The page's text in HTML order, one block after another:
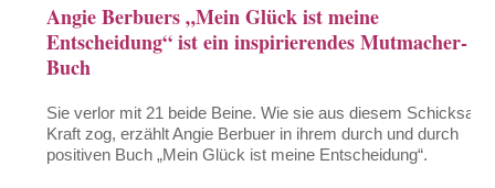
Angie Berbuers „Mein Glück ist meine
Entscheidung“ ist ein inspirierendes Mutmacher-
Buch
Sie verlor mit 21 beide Beine. Wie sie aus diesem Schicksal
Kraft zog, erzählt Angie Berbuer in ihrem durch und durch
positiven Buch „Mein Glück ist meine Entscheidung“.